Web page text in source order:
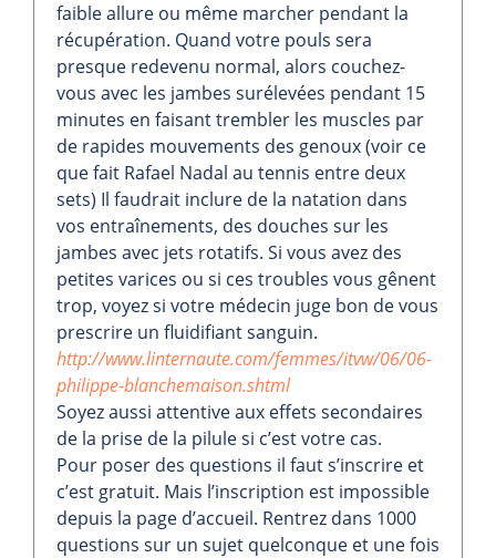
faible allure ou même marcher pendant la
récupération. Quand votre pouls sera
presque redevenu normal, alors couchez-
vous avec les jambes surélevées pendant 15
minutes en faisant trembler les muscles par
de rapides mouvements des genoux (voir ce
que fait Rafael Nadal au tennis entre deux
sets) Il faudrait inclure de la natation dans
vos entraînements, des douches sur les
jambes avec jets rotatifs. Si vous avez des
petites varices ou si ces troubles vous gênent
trop, voyez si votre médecin juge bon de vous
prescrire un fluidifiant sanguin.
http://www.linternaute.com/femmes/itvw/06/06-
philippe-blanchemaison.shtml
Soyez aussi attentive aux effets secondaires
de la prise de la pilule si c’est votre cas.
Pour poser des questions il faut s’inscrire et
c’est gratuit. Mais l’inscription est impossible
depuis la page d’accueil. Rentrez dans 1000
questions sur un sujet quelconque et une fois